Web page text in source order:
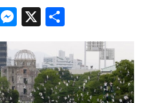
Facebook
Messenger
X